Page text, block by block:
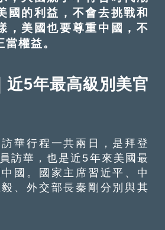
國的利益，不會去挑戰和
，美國也要尊重中國，不
權益。
近5年最高級別美官
行程一共兩日，是拜登
訪華，也是近5年來美國最
國。國家主席習近平、中
、外交部長秦剛分別與其